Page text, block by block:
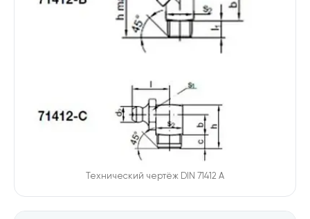
Стандарты DIN/ГОСТ
Калькулятор веса крепежа
Калькулятор химических анкеров
Контакты
Технический чертёж DIN 71412 A